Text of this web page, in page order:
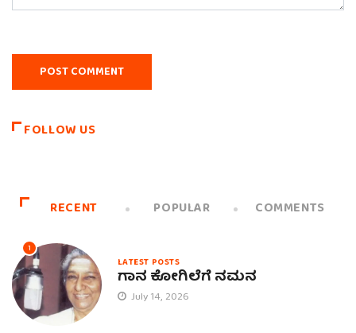
FOLLOW US
RECENT POPULAR COMMENTS
1
LATEST POSTS
ಗಾನ ಕೋಗಿಲೆಗೆ ನಮನ
July 14, 2026